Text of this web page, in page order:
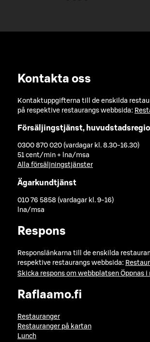
Kontakta oss
Kontaktuppgifterna till de enskilda
på respektive restaurangs webbsida:
Försäljingstjänst,
0300 870 020 (vardagar kl. 8.30-16.30)
51 cent/min + lna/msa
Alla försäljningstjänster
Ägarkundtjänst
010 76 5858 (vardagar kl. 9-16)
lna/msa
Respons
Responslänkarna till de enskilda
respektive restaurangs webbsida:
Skicka respons om webbplatsen Öppnas i
Raflaamo.fi
Restauranger
Restauranger på kartan
Lunch